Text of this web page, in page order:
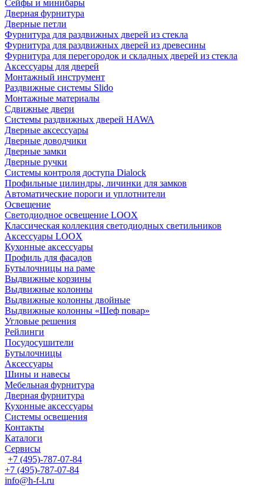
Сейфы и минибары
Дверная фурнитура
Дверные петли
Фурнитура для раздвижных дверей из стекла
Фурнитура для раздвижных дверей из древесины
Фурнитура для перегородок и складных дверей из стекла
Аксессуары для дверей
Монтажный инструмент
Раздвижные системы Slido
Монтажные материалы
Сдвижные двери
Системы раздвижных дверей HAWA
Дверные аксессуары
Дверные доводчики
Дверные замки
Дверные ручки
Системы контроля доступа Dialock
Профильные цилиндры, личинки для замков
Автоматические пороги и уплотнители
Освещение
Светодиодное освещение LOOX
Классическая коллекция светодиодных светильников
Аксессуары LOOX
Кухонные аксессуары
Профиль для фасадов
Бутылочницы на раме
Выдвижные корзины
Выдвижные колонны
Выдвижные колонны двойные
Bыдвижные колонны «Шеф повар»
Угловые решения
Рейлинги
Посудосушители
Бутылочницы
Аксессуары
Шины и навесы
Мебельная фурнитура
Дверная фурнитура
Кухонные аксессуары
Системы освещения
Контакты
Каталоги
Сервисы
+7 (495)-787-07-84
+7 (495)-787-07-84
info@h-f-l.ru